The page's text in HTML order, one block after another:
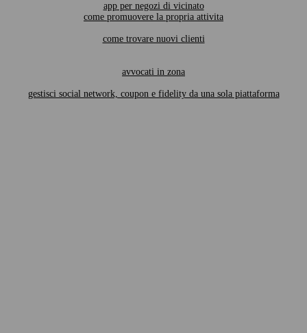
app per negozi di vicinato
come promuovere la propria attivita
come trovare nuovi clienti
avvocati in zona
gestisci social network, coupon e fidelity da una sola piattaforma